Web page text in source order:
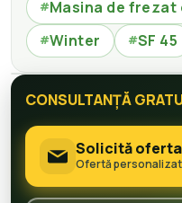
#Masina de frezat
#Winter #SF 45
CONSULTANȚĂ
Solicită oferta
Ofertă